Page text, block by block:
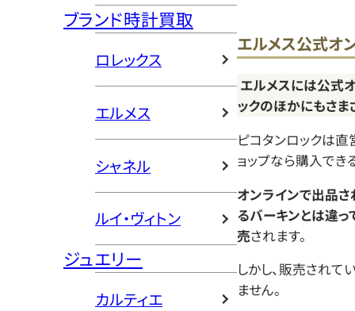
ブランド時計買取
ロレックス
エルメス
シャネル
ルイ・ヴィトン
ジュエリー
カルティエ
エルメス公式オ
エルメスには公式
ックのほかにもさ
ピコタンロックは直
ョップなら購入でき
オンラインで出品
るバーキンとは違っ
売されます。
しかし、販売されて
ません。